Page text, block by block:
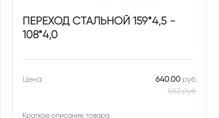
ПЕРЕХОД СТАЛЬНОЙ 159*4,5 -
108*4,0
Цена: 640.00руб.
552 руб.
Краткое описание товара